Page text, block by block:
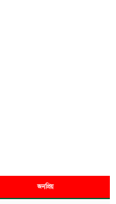
জনপ্রিয়